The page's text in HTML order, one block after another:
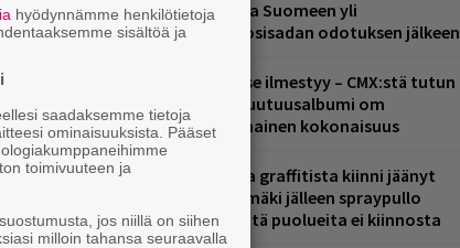
Weezer palaa Suomeen yli
neljännesvuosisadan odotuksen jälkeen
Huomenna se ilmestyy – CMX:stä tutun
A.W. Yrjänän uutuusalbumi om
mammuttimainen kokonaisuus
Laittomasta graffitista kiinni jäänyt
Paavo Arhinmäki jälleen spraypullo
kädessä – näitä puolueita ei kiinnosta
hyödynnämme henkilötietoja
sisältöä ja
saadaksemme tietoja
ominaisuuksista. Pääset
toimivuuteen ja
jos niillä on siihen
milloin tahansa seuraavalla